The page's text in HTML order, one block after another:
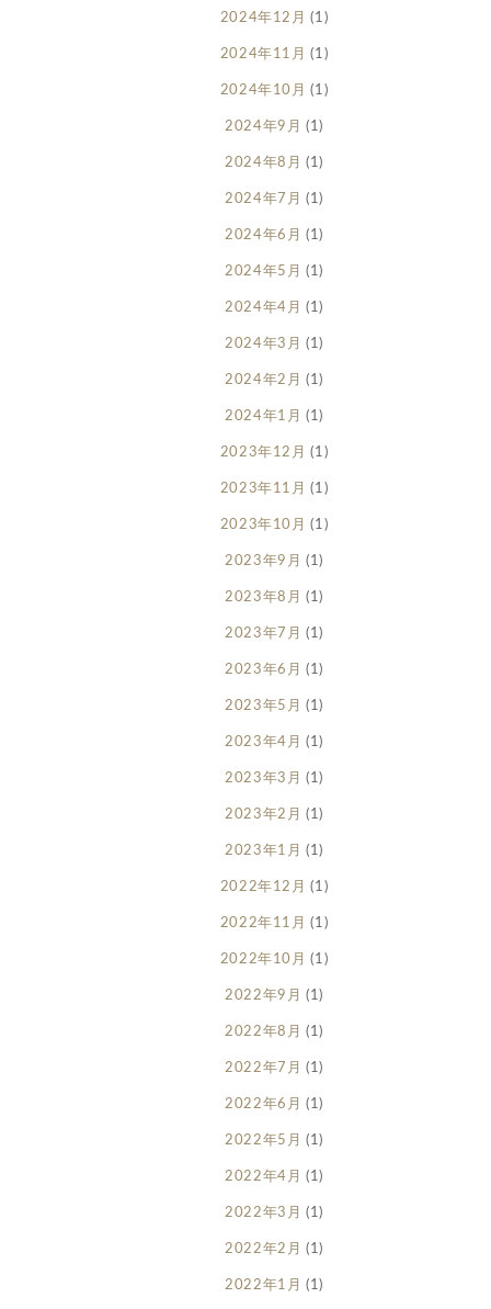
2024年12月 (1)
2024年11月 (1)
2024年10月 (1)
2024年9月 (1)
2024年8月 (1)
2024年7月 (1)
2024年6月 (1)
2024年5月 (1)
2024年4月 (1)
2024年3月 (1)
2024年2月 (1)
2024年1月 (1)
2023年12月 (1)
2023年11月 (1)
2023年10月 (1)
2023年9月 (1)
2023年8月 (1)
2023年7月 (1)
2023年6月 (1)
2023年5月 (1)
2023年4月 (1)
2023年3月 (1)
2023年2月 (1)
2023年1月 (1)
2022年12月 (1)
2022年11月 (1)
2022年10月 (1)
2022年9月 (1)
2022年8月 (1)
2022年7月 (1)
2022年6月 (1)
2022年5月 (1)
2022年4月 (1)
2022年3月 (1)
2022年2月 (1)
2022年1月 (1)